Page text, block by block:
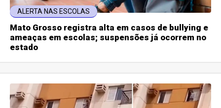
ALERTA NAS ESCOLAS
Mato Grosso registra alta em casos de bullying e
ameaças em escolas; suspensões já ocorrem no
estado